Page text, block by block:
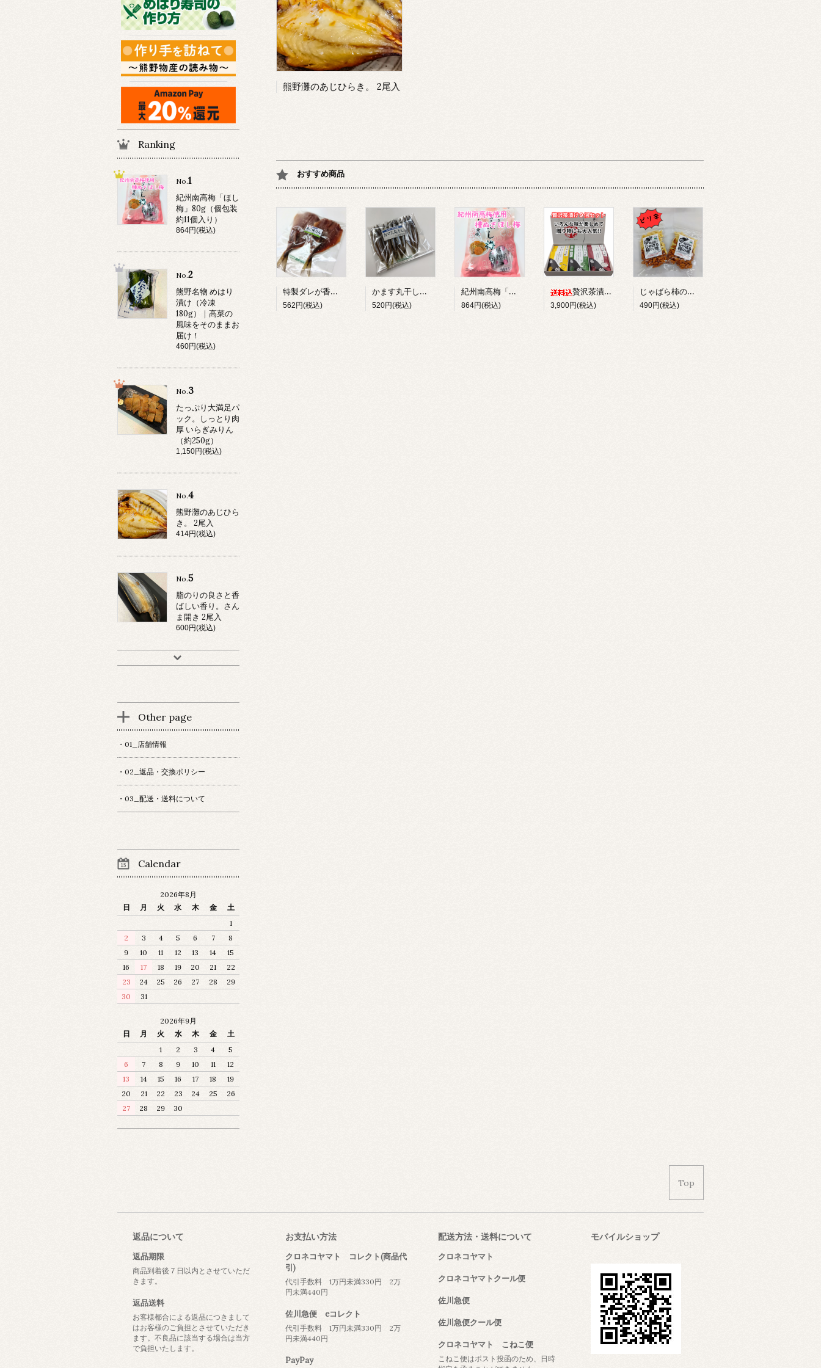
熊野灘のあじひらき。 2尾入
おすすめ商品
特製ダレが香ばしい。あじみりん 2尾入り
562円(税込)
かます丸干し 約100g(約10尾入)
520円(税込)
紀州南高梅「ほし梅」80g（個包装 約11個入り）
864円(税込)
贅沢茶漬け３種詰め合わせ ９袋入り
3,900円(税込)
じゃばら柿の種 90g
490円(税込)
Ranking
No.1
紀州南高梅「ほし
梅」80g（個包装
約11個入り）
864円(税込)
No.2
熊野名物 めはり
漬け（冷凍
180g）｜高菜の
風味をそのままお
届け！
460円(税込)
No.3
たっぷり大満足パ
ック。しっとり肉
厚 いらぎみりん
（約250g）
1,150円(税込)
No.4
熊野灘のあじひら
き。 2尾入
414円(税込)
No.5
脂のりの良さと香
ばしい香り。さん
ま開き 2尾入
600円(税込)
Other page
・01_店舗情報
・02_返品・交換ポリシー
・03_配送・送料について
Calendar
2026年8月
日
月 火 水 木 金
土
1
2
3 4 5 6 7
8
9
10 11 12 13 14
15
16
17 18 19 20 21
22
23
24 25 26 27 28
29
30
31
2026年9月
日
月 火 水 木 金
土
1
2 3 4
5
6
7 8 9 10 11
12
13
14 15 16 17 18
19
20
21 22 23 24 25
26
27
28 29 30
Top
返品について
返品期限
商品到着後７日以内とさせていただ
きます。
返品送料
お客様都合による返品につきまして
はお客様のご負担とさせていただき
ます。不良品に該当する場合は当方
で負担いたします。
お支払い方法
クロネコヤマト コレクト(商品代
引)
代引手数料 1万円未満330円 2万
円未満440円
佐川急便 eコレクト
代引手数料 1万円未満330円 2万
円未満440円
PayPay
配送方法・送料について
クロネコヤマト
クロネコヤマトクール便
佐川急便
佐川急便クール便
クロネコヤマト こねこ便
こねこ便はポスト投函のため、日時
モバイルショップ